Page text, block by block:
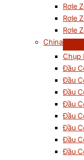
Rơle
Rơle
Rơle
China
Chụp
Đầu
Đầu
Đầu
Đầu
Đầu
Đầu
Đầu
Đầu